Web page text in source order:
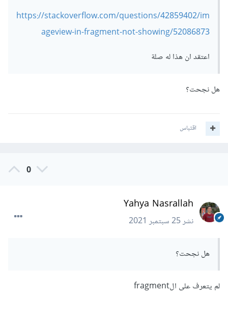
https://stackoverflow.com/questions/42859402/im
ageview-in-fragment-not-showing/52086873
اعتقد ان هذا له صلة
هل نجحت؟
اقتباس
0
Yahya Nasrallah
نشر25 سبتمبر 2021
هل نجحت؟
لم يتعرف على الfragment